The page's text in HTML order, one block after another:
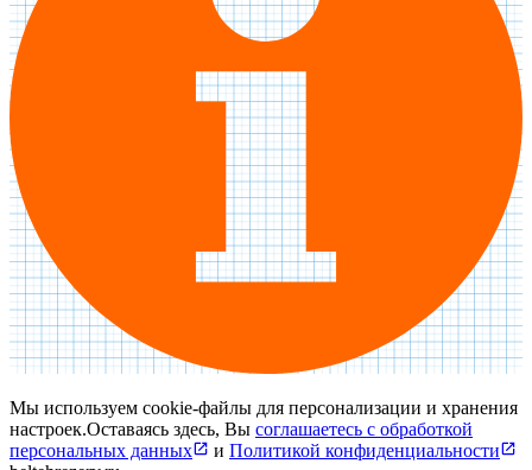
Мы используем cookie‑файлы для персонализации и хранения
настроек.Оставаясь здесь, Вы соглашаетесь с обработкой
персональных данных
и Политикой конфиденциальности